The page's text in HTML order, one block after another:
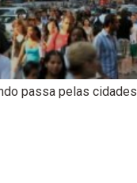
passa pelas cidades